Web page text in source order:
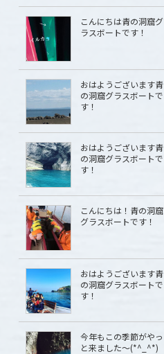
こんにちは青の洞窟グ
ラスボートです！
おはようございます青
の洞窟グラスボートで
す！
おはようございます青
の洞窟グラスボートで
す！
こんにちは︎！青の洞窟
グラスボートです！
おはようございます青
の洞窟グラスボートで
す！
今年もこの季節がやっ
と来ました〜(*^_^*)